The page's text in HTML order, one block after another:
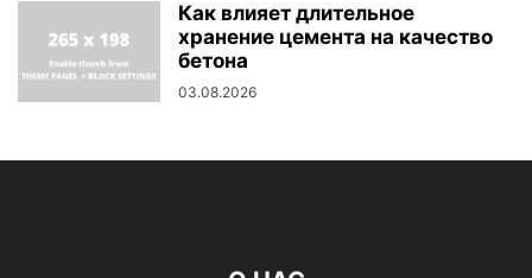
Как влияет длительное
хранение цемента на качество
бетона
03.08.2026